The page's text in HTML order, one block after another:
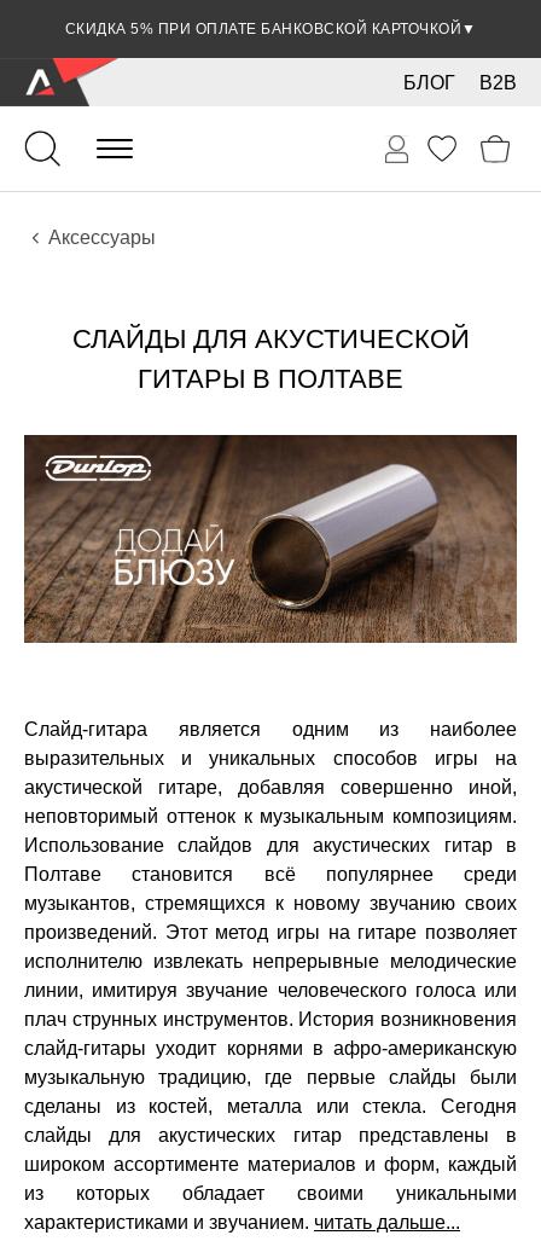
СКИДКА 5% ПРИ ОПЛАТЕ БАНКОВСКОЙ КАРТОЧКОЙ ▼
B2B
БЛОГ
Гитары
Акустические инструменты
Аксессуары
СЛАЙДЫ ДЛЯ АКУСТИЧЕСКОЙ
ГИТАРЫ В ПОЛТАВЕ
Слайд-гитара является одним из наиболее
выразительных и уникальных способов игры на
акустической гитаре, добавляя совершенно иной,
неповторимый оттенок к музыкальным композициям.
Использование слайдов для акустических гитар в
Полтаве становится всё популярнее среди
музыкантов, стремящихся к новому звучанию своих
произведений. Этот метод игры на гитаре позволяет
исполнителю извлекать непрерывные мелодические
линии, имитируя звучание человеческого голоса или
плач струнных инструментов. История возникновения
слайд-гитары уходит корнями в афро-американскую
музыкальную традицию, где первые слайды были
сделаны из костей, металла или стекла. Сегодня
слайды для акустических гитар представлены в
широком ассортименте материалов и форм, каждый
из которых обладает своими уникальными
характеристиками и звучанием. читать дальше...